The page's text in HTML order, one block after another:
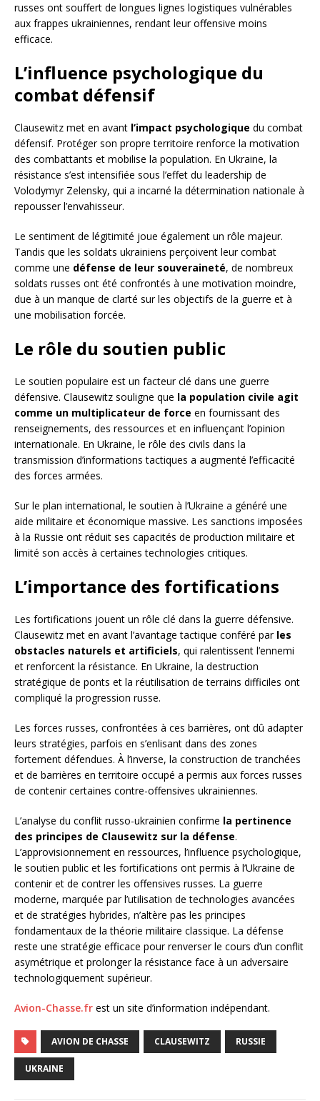
russes ont souffert de longues lignes logistiques vulnérables
aux frappes ukrainiennes, rendant leur offensive moins
efficace.
L’influence psychologique du
combat défensif
Clausewitz met en avant l’impact psychologique du combat
défensif. Protéger son propre territoire renforce la motivation
des combattants et mobilise la population. En Ukraine, la
résistance s’est intensifiée sous l’effet du leadership de
Volodymyr Zelensky, qui a incarné la détermination nationale à
repousser l’envahisseur.
Le sentiment de légitimité joue également un rôle majeur.
Tandis que les soldats ukrainiens perçoivent leur combat
comme une défense de leur souveraineté, de nombreux
soldats russes ont été confrontés à une motivation moindre,
due à un manque de clarté sur les objectifs de la guerre et à
une mobilisation forcée.
Le rôle du soutien public
Le soutien populaire est un facteur clé dans une guerre
défensive. Clausewitz souligne que la population civile agit
comme un multiplicateur de force en fournissant des
renseignements, des ressources et en influençant l’opinion
internationale. En Ukraine, le rôle des civils dans la
transmission d’informations tactiques a augmenté l’efficacité
des forces armées.
Sur le plan international, le soutien à l’Ukraine a généré une
aide militaire et économique massive. Les sanctions imposées
à la Russie ont réduit ses capacités de production militaire et
limité son accès à certaines technologies critiques.
L’importance des fortifications
Les fortifications jouent un rôle clé dans la guerre défensive.
Clausewitz met en avant l’avantage tactique conféré par les
obstacles naturels et artificiels, qui ralentissent l’ennemi
et renforcent la résistance. En Ukraine, la destruction
stratégique de ponts et la réutilisation de terrains difficiles ont
compliqué la progression russe.
Les forces russes, confrontées à ces barrières, ont dû adapter
leurs stratégies, parfois en s’enlisant dans des zones
fortement défendues. À l’inverse, la construction de tranchées
et de barrières en territoire occupé a permis aux forces russes
de contenir certaines contre-offensives ukrainiennes.
L’analyse du conflit russo-ukrainien confirme la pertinence
des principes de Clausewitz sur la défense.
L’approvisionnement en ressources, l’influence psychologique,
le soutien public et les fortifications ont permis à l’Ukraine de
contenir et de contrer les offensives russes. La guerre
moderne, marquée par l’utilisation de technologies avancées
et de stratégies hybrides, n’altère pas les principes
fondamentaux de la théorie militaire classique. La défense
reste une stratégie efficace pour renverser le cours d’un conflit
asymétrique et prolonger la résistance face à un adversaire
technologiquement supérieur.
Avion-Chasse.fr est un site d’information indépendant.
AVION DE CHASSE CLAUSEWITZ RUSSIE
UKRAINE